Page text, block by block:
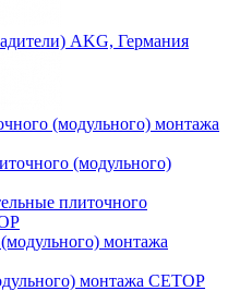
AKG, Германия
(модульного) монтажа
(модульного)
плиточного
монтажа
монтажа CETOP